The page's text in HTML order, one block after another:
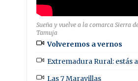
Sueña y vuelve a la comarca Sierra
Tamuja
Volveremos a vernos
Extremadura Rural: estás
Las 7 Maravillas